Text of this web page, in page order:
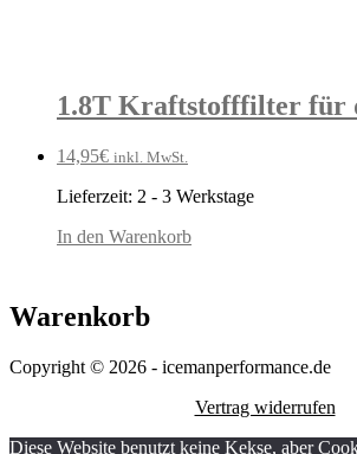
1.8T Kraftstofffilter für
14,95€ inkl. MwSt.
Lieferzeit: 2 - 3 Werkstage
In den Warenkorb
Warenkorb
Copyright © 2026 - icemanperformance.de
Vertrag widerrufen
Diese Website benutzt keine Kekse, aber